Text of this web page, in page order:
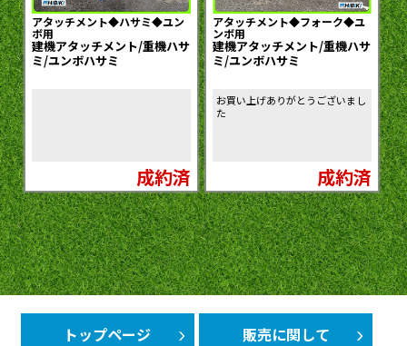
アタッチメント◆ハサミ◆ユン
ボ用
建機アタッチメント/重機ハサ
ミ/ユンボハサミ
成約済
アタッチメント◆フォーク◆ユ
ンボ用
建機アタッチメント/重機ハサ
ミ/ユンボハサミ
お買い上げありがとうございまし
た
成約済
トップページ 販売に関して